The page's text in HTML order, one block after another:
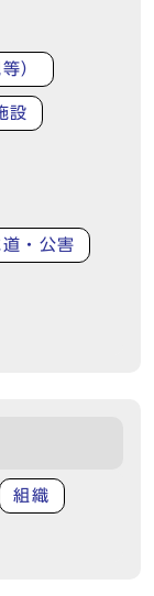
）
設
・公害
組織